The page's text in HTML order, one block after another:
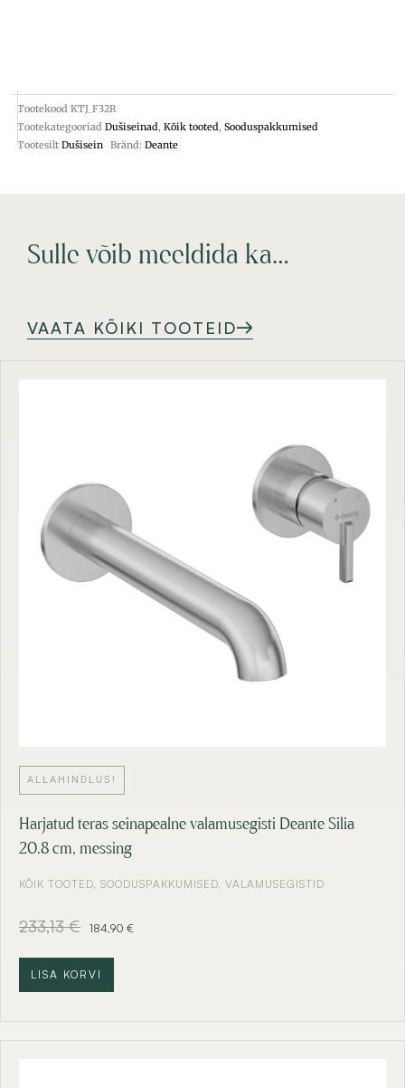
Tootekood KTJ_F32R
Tootekategooriad Dušiseinad, Kõik tooted, Sooduspakkumised
Tootesilt Dušisein Bränd: Deante
Sulle võib meeldida ka…
VAATA KÕIKI TOOTEID
ALLAHINDLUS!
Harjatud teras seinapealne valamusegisti Deante Silia
20.8 cm, messing
KÕIK TOOTED, SOODUSPAKKUMISED, VALAMUSEGISTID
233,13€ A
g
n
e
184,90 €C
LISA KORVI